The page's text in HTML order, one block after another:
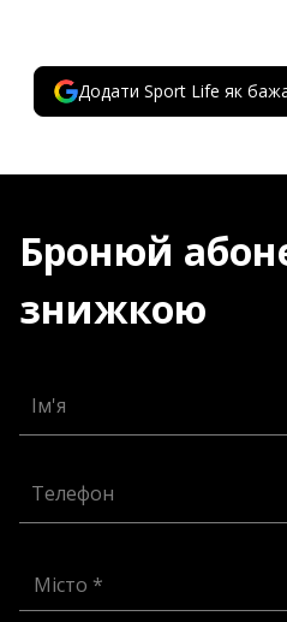
Додати Sport Life як
Бронюй
знижкою
Ім'я
Телефон
Місто *